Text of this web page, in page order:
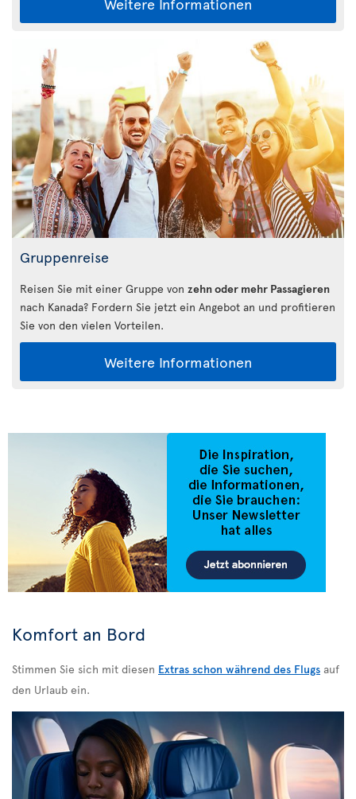
Gruppenreise
Reisen Sie mit einer Gruppe von zehn oder mehr Passagieren
nach Kanada? Fordern Sie jetzt ein Angebot an und profitieren
Sie von den vielen Vorteilen.
Weitere Informationen
Komfort an Bord
Stimmen Sie sich mit diesen Extras schon während des Flugs auf
den Urlaub ein.